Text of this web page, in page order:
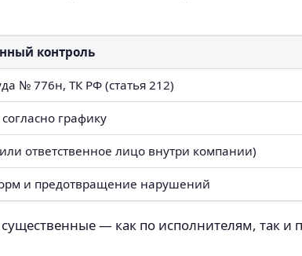
контроль
№ 776н, ТК РФ (статья 212)
графику
ответственное лицо внутри компании)
и предотвращение нарушений
— как по исполнителям, так и